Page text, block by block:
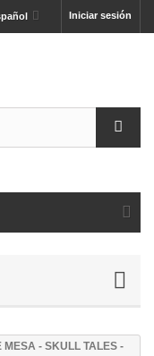
Iniciar sesión
MESA - SKULL TALES -